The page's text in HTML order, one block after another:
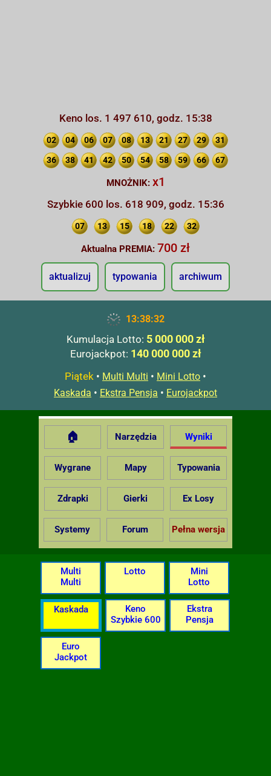
Keno los. 1 497 610, godz. 15:38
02 04 06 07 08 13 21 27 29 31
36 38 41 42 50 54 58 59 66 67
MNOŻNIK: x1
Szybkie 600 los. 618 909, godz. 15:36
07 13 15 18 22 32
Aktualna PREMIA: 700 zł
aktualizuj typowania archiwum
13:38:33
Kumulacja Lotto: 5 000 000 zł
Eurojackpot: 140 000 000 zł
Piątek • Multi Multi • Mini Lotto •
Kaskada • Ekstra Pensja • Eurojackpot
🏠 Narzędzia Wyniki
Wygrane Mapy Typowania
Zdrapki Gierki Ex Losy
Systemy Forum Pełna wersja
Multi
Multi
Lotto
Mini
Lotto
Kaskada
Keno
Szybkie 600
Ekstra
Pensja
Euro
Jackpot